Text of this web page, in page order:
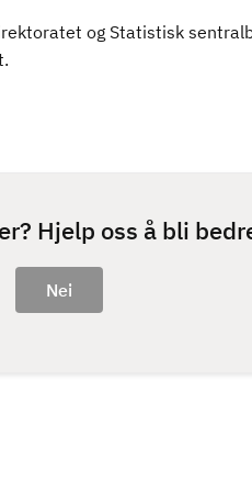
og Statistisk
Hjelp oss å bli